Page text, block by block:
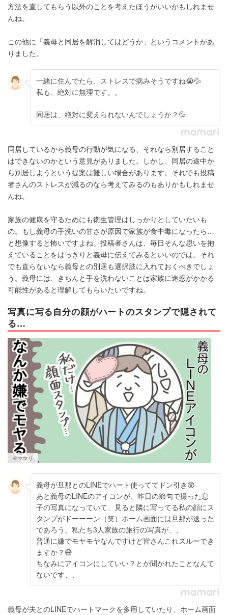
方法を直してもらう以外のことを考えたほうがいいかもしれませ
んね。
この他に「義母と同居を解消してはどうか」というコメントがあ
りました。
一緒に住んでたら、ストレスで病みそうですね😭💦
私も、絶対に無理です。。
同居は、絶対に変えられないんでしょうか？💦
同居しているから義母の行動が気になる、それなら別居すること
はできないのかという意見がありました。しかし、同居の途中か
ら別居しようという提案は難しい場合があります。それでも投稿
者さんのストレスが減るのなら考えてみるのもありかもしれませ
んね。
家族の健康を守るためにも衛生管理はしっかりとしていたいも
の。もし義母の手洗いの甘さが原因で家族が食中毒になったら…
と想像すると怖いですよね。投稿者さんは、毎日そんな思いを抱
えていることをはっきりと義母に伝えてみるといいのでは。それ
でも直らないなら義母との別居も選択肢に入れておくべきでしょ
う。義母には、きちんと手を洗わないことは家族に迷惑がかかる
可能性があると理解してもらいたいですね。
写真に写る自分の顔がハートのスタンプで隠されて
る…
＠ママリ
義母が旦那とのLINEでハート使っててドン引き😵
あと義母のLINEのアイコンが、昨日の節句で撮った息
子の写真になっていて、見ると隣に写ってる私の顔にス
タンプがドーーーン（笑）ホーム画面には旦那が送った
であろう、私たち3人家族の旅行の写真が、、
普通に嫌でモヤモヤなんですけど皆さんこれスルーでき
ますか？😅
ちなみにアイコンにしていい？とか聞かれたことなんて
ないです、、
義母が夫とのLINEでハートマークを多用していたり、ホーム画面